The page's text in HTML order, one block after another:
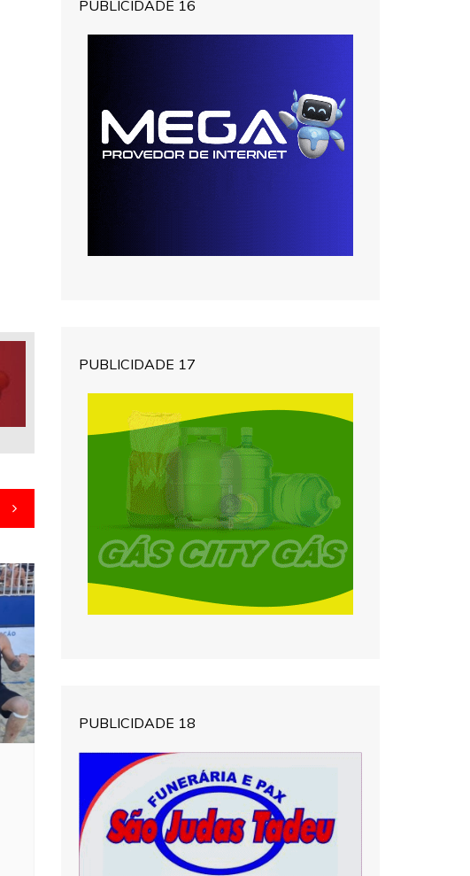
PUBLICIDADE 16
PUBLICIDADE 17
PUBLICIDADE 18